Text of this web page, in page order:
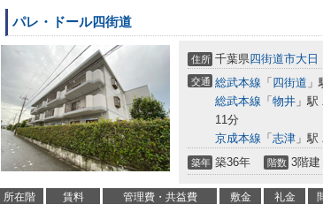
パレ・ドール四街道
住所 千葉県四街道市大日
交通 総武本線 「 四街道
総武本線 「 物井 」
11分
京成本線 「 志津 」
築年 築36年 階数 3階建
所在階 賃料 管理費・共益費 敷金 礼金